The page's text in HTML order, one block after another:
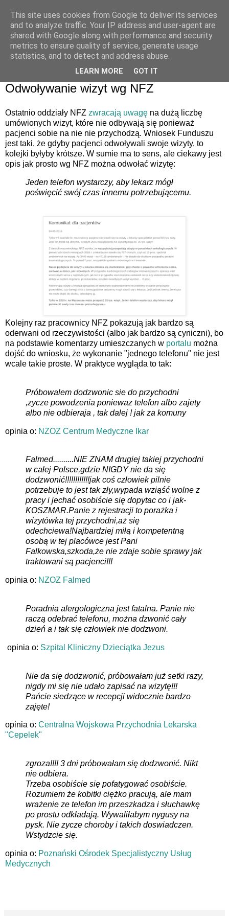
Odwoływanie wizyt wg NFZ
Ostatnio oddziały NFZ zwracają uwagę na dużą liczbę
umówionych wizyt, które nie odbywają się ponieważ
pacjenci sobie na nie nie przychodzą. Wniosek Funduszu
jest taki, że gdyby pacjenci odwoływali swoje wizyty, to
kolejki byłyby krótsze. W sumie ma to sens, ale ciekawy jest
opis jak prosto wg NFZ można odwołać wizytę:
Jeden telefon wystarczy, aby lekarz mógł
poświęcić swój czas innemu potrzebującemu.
Kolejny raz pracownicy NFZ pokazują jak bardzo są
oderwani od rzeczywistości (albo jak bardzo są cyniczni), bo
na podstawie komentarzy umieszczanych w portalu można
dojść do wniosku, że wykonanie "jednego telefonu" nie jest
wcale takie proste. W praktyce wygląda to tak:
Próbowalem dodzwonic sie do przychodni
,zycze powodzenia poniewaz telefon albo zajety
albo nie odbieraja , tak dalej ! jak za komuny
opinia o: NZOZ Centrum Medyczne Ikar
Falmed..........NIE ZNAM drugiej takiej przychodni
w całej Polsce,gdzie NIGDY nie da się
dodzwonić!!!!!!!!!!!!jak coś człowiek pilnie
potrzebuje to jest tak zły,wypada wziąść wolne z
pracy i jechać osobiście się dopytac co i jak-
KOSZMAR.Panie z rejestracji to porażka i
wizytówka tej przychodni,aż się
odechciewa!Najbardziej miłą i kompetentną
osobą w tej placówce jest Pani
Falkowska,szkoda,że nie zdaje sobie sprawy jak
traktowani są pacjenci!!!
opinia o: NZOZ Falmed
Poradnia alergologiczna jest fatalna. Panie nie
raczą odebrać telefonu, można dzwonić cały
dzień a i tak się człowiek nie dodzwoni.
opinia o: Szpital Kliniczny Dzieciątka Jezus
Nie da się dodzwonić, próbowałam już setki razy,
nigdy mi się nie udało zapisać na wizytę!!!
Pańcie siedzące w recepcji widocznie bardzo
zajęte!
opinia o: Centralna Wojskowa Przychodnia Lekarska
"Cepelek"
zgroza!!!! 3 dni próbowałam się dodzwonić. Nikt
nie odbiera.
Trzeba osobiście się pofatygować osobiście.
Rozumiem że kobitki ciężko pracują, ale mam
wrażenie ze telefon im przeszkadza i słuchawkę
po prostu odkładają. Wywaliłabym nygusy na
pysk. Nie zycze choroby i takich doswiadczen.
Wstydzcie się.
opinia o: Poznański Ośrodek Specjalistyczny Usług
Medycznych
This site uses cookies from Google to deliver its services
and to analyze traffic. Your IP address and user-agent are
shared with Google along with performance and security
metrics to ensure quality of service, generate usage
statistics, and to detect and address abuse.
LEARN MORE GOT IT